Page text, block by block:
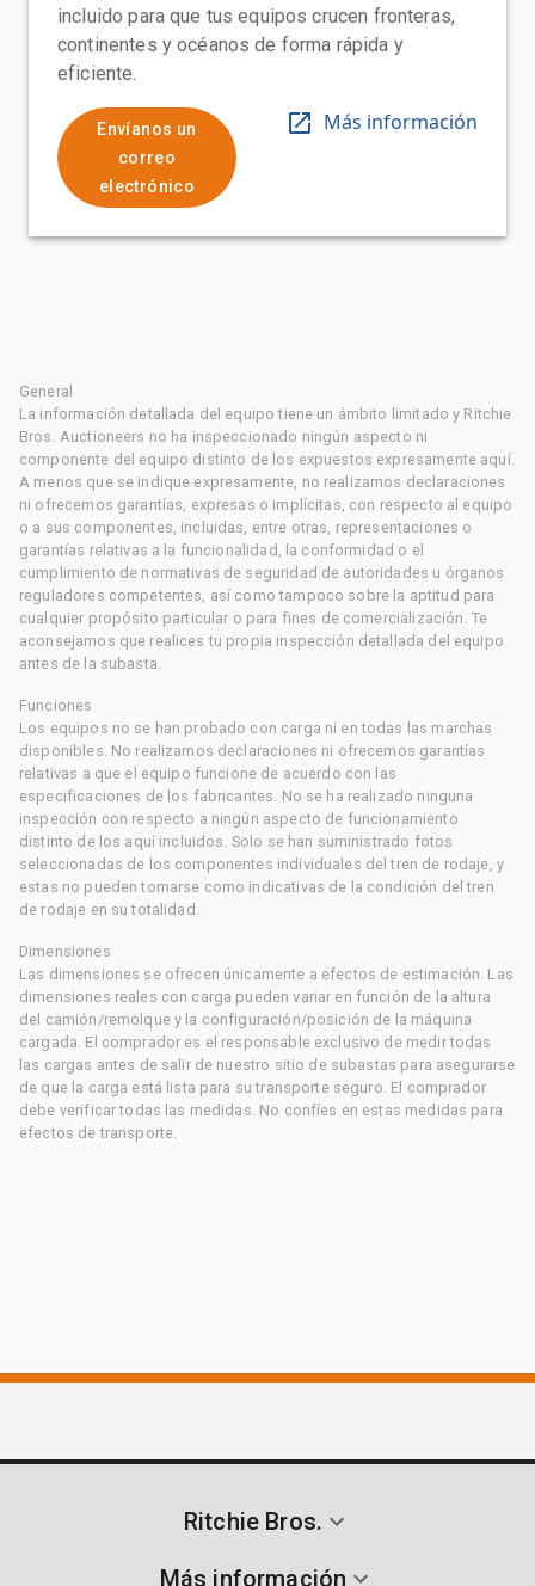
incluido para que tus equipos crucen fronteras,
continentes y océanos de forma rápida y
eficiente.
Envíanos un
correo
electrónico
Más información
General
La información detallada del equipo tiene un ámbito limitado y Ritchie
Bros. Auctioneers no ha inspeccionado ningún aspecto ni
componente del equipo distinto de los expuestos expresamente aquí.
A menos que se indique expresamente, no realizamos declaraciones
ni ofrecemos garantías, expresas o implícitas, con respecto al equipo
o a sus componentes, incluidas, entre otras, representaciones o
garantías relativas a la funcionalidad, la conformidad o el
cumplimiento de normativas de seguridad de autoridades u órganos
reguladores competentes, así como tampoco sobre la aptitud para
cualquier propósito particular o para fines de comercialización. Te
aconsejamos que realices tu propia inspección detallada del equipo
antes de la subasta.
Funciones
Los equipos no se han probado con carga ni en todas las marchas
disponibles. No realizamos declaraciones ni ofrecemos garantías
relativas a que el equipo funcione de acuerdo con las
especificaciones de los fabricantes. No se ha realizado ninguna
inspección con respecto a ningún aspecto de funcionamiento
distinto de los aquí incluidos. Solo se han suministrado fotos
seleccionadas de los componentes individuales del tren de rodaje, y
estas no pueden tomarse como indicativas de la condición del tren
de rodaje en su totalidad.
Dimensiones
Las dimensiones se ofrecen únicamente a efectos de estimación. Las
dimensiones reales con carga pueden variar en función de la altura
del camión/remolque y la configuración/posición de la máquina
cargada. El comprador es el responsable exclusivo de medir todas
las cargas antes de salir de nuestro sitio de subastas para asegurarse
de que la carga está lista para su transporte seguro. El comprador
debe verificar todas las medidas. No confíes en estas medidas para
efectos de transporte.
Ritchie Bros.
Más información